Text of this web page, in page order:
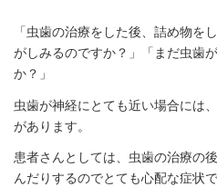
「虫歯の治療をした後、詰め物を
がしみるのですか？」「まだ虫歯
か？」
虫歯が神経にとても近い場合には
があります。
患者さんとしては、虫歯の治療の
んだりするのでとても心配な症状